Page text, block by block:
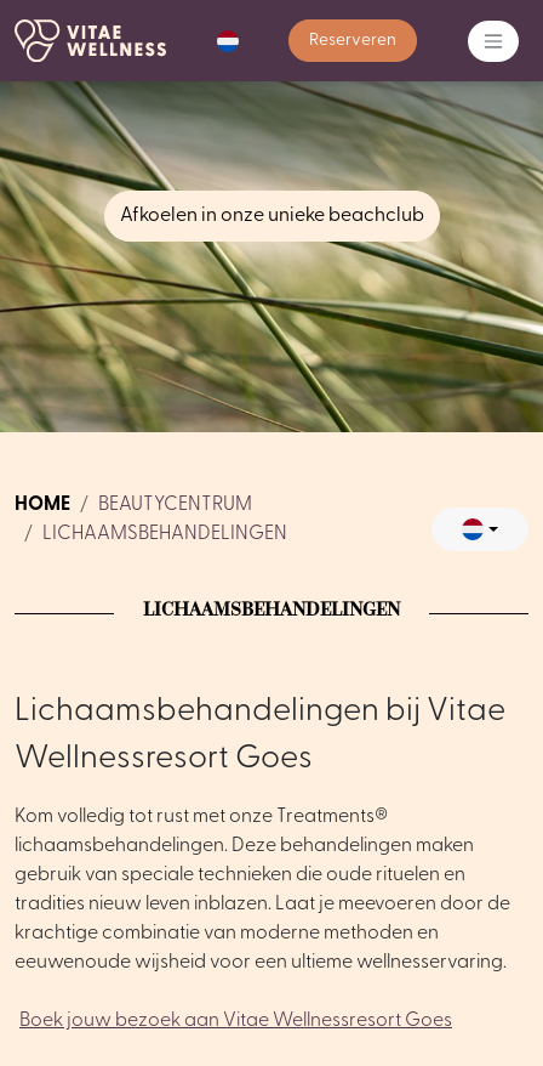
Reserveren
Afkoelen in onze unieke beachclub
HOME
BEAUTYCENTRUM
LICHAAMSBEHANDELINGEN
LICHAAMSBEHANDELINGEN
Lichaamsbehandelingen bij Vitae
Wellnessresort Goes
Kom volledig tot rust met onze Treatments®
lichaamsbehandelingen. Deze behandelingen maken
gebruik van speciale technieken die oude rituelen en
tradities nieuw leven inblazen. Laat je meevoeren door de
krachtige combinatie van moderne methoden en
eeuwenoude wijsheid voor een ultieme wellnesservaring.
Boek jouw bezoek aan Vitae Wellnessresort Goes